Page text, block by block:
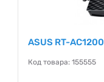
ASUS RT-AC1200
Код товара: 155555